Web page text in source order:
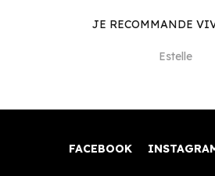
JE RECOMMANDE
Estelle
FACEBOOK